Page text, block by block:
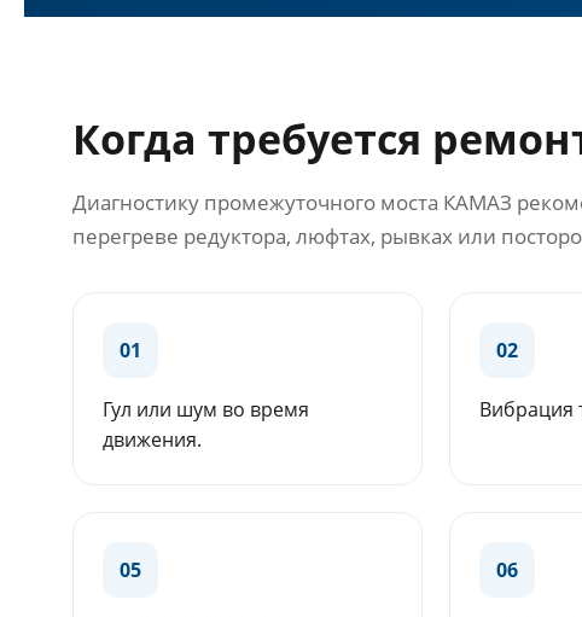
Когда требуется
Диагностику промежуточного моста КАМАЗ
перегреве редуктора, люфтах, рывках или
01
Гул или шум во время
движения.
02
Вибрация
05 06